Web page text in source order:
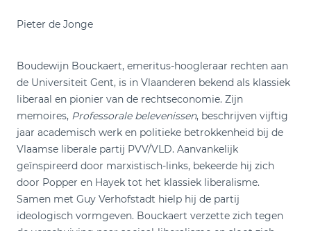
Pieter de Jonge
Boudewijn Bouckaert, emeritus-hoogleraar rechten aan
de Universiteit Gent, is in Vlaanderen bekend als klassiek
liberaal en pionier van de rechtseconomie. Zijn
memoires, Professorale belevenissen, beschrijven vijftig
jaar academisch werk en politieke betrokkenheid bij de
Vlaamse liberale partij PVV/VLD. Aanvankelijk
geïnspireerd door marxistisch-links, bekeerde hij zich
door Popper en Hayek tot het klassiek liberalisme.
Samen met Guy Verhofstadt hielp hij de partij
ideologisch vormgeven. Bouckaert verzette zich tegen